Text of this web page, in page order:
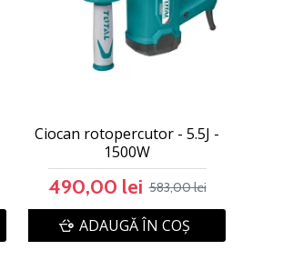
Ciocan rotopercutor - 5.5J -
1500W
490,00 lei 583,00 lei
ADAUGĂ ÎN COŞ